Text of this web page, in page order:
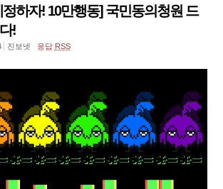
하자! 10만행동] 국민동의청원 드
!
진보넷 응답 RSS